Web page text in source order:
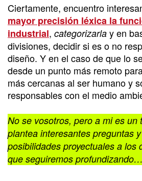
Ciertamente, encuentro
mayor precisión léxica la
industrial, categorizarla y en
divisiones, decidir si es o no
diseño. Y en el caso de que lo
desde un punto más remoto
más cercanas al ser humano y
responsables con el medio
No se vosotros, pero a mi es un
plantea interesantes preguntas
posibilidades proyectuales a los
que seguiremos profundizando…